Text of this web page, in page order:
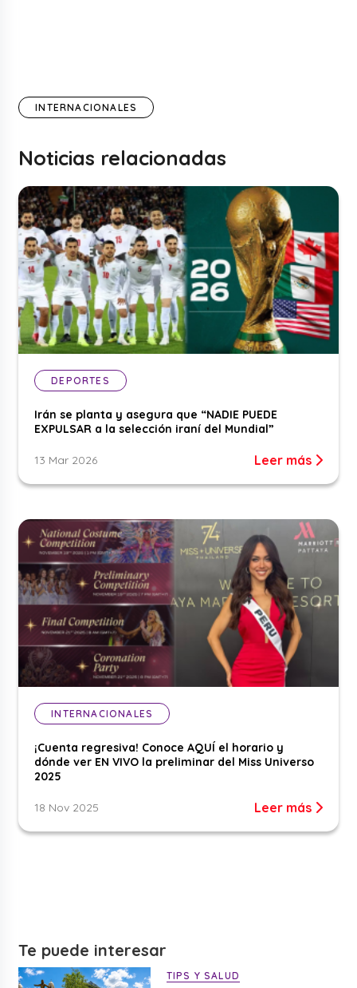
INTERNACIONALES
Noticias relacionadas
DEPORTES
Irán se planta y asegura que “NADIE PUEDE
EXPULSAR a la selección iraní del Mundial”
13 Mar 2026 Leer más
INTERNACIONALES
¡Cuenta regresiva! Conoce AQUÍ el horario y
dónde ver EN VIVO la preliminar del Miss Universo
2025
18 Nov 2025 Leer más
Te puede interesar
TIPS Y SALUD